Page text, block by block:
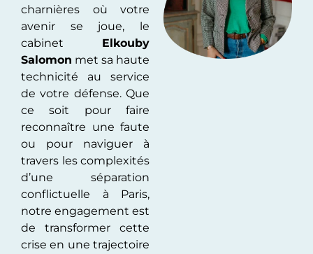
charnières où votre
avenir se joue, le
cabinet Elkouby
Salomon met sa haute
technicité au service
de votre défense. Que
ce soit pour faire
reconnaître une faute
ou pour naviguer à
travers les complexités
d’une séparation
conflictuelle à Paris,
notre engagement est
de transformer cette
crise en une trajectoire